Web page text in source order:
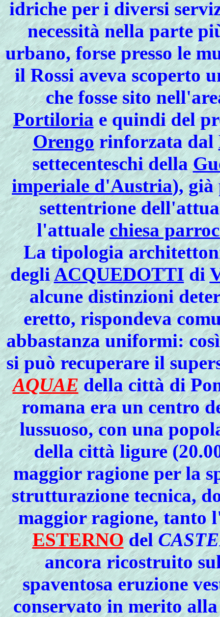
idriche per i diversi
necessità nella parte
urbano, forse presso le
il Rossi aveva scoperto
che fosse sito
Portiloriae quindi del
Orengorinforzata dal
settecenteschi della
imperiale d'Austria), già
settentrione
l'attualechiesa
La tipologia
degliACQUEDOTTIdi
alcune distinzioni
eretto, rispondeva
abbastanza uniformi:
si può recuperare il
AQUAEdella città di
romana era un centro
lussuoso, con una
della città ligure
maggior ragione per la
strutturazione tecnica,
maggior ragione, tanto
ESTERNOdel
ancora ricostruito
spaventosa eruzione
conservato in merito